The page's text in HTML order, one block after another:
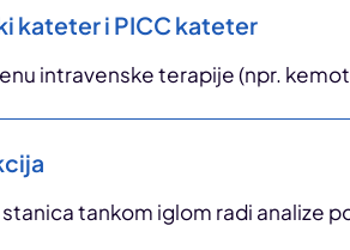
kateter i PICC kateter
intravenske terapije (npr.
stanica tankom iglom radi analize